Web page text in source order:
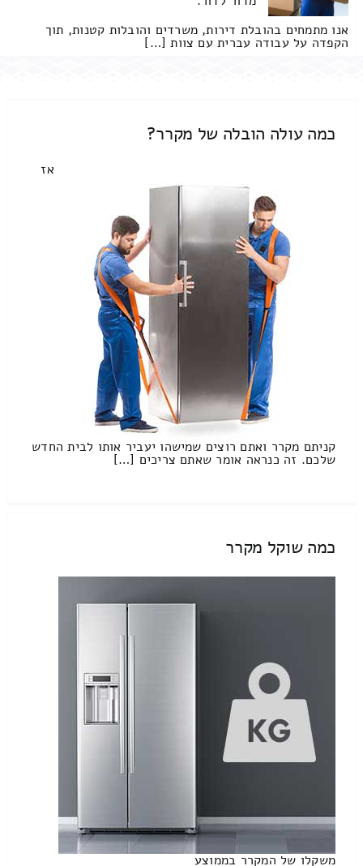
אנו מתמחים בהובלת דירות, משרדים והובלות קטנות, תוך
הקפדה על עבודה עברית עם צוות […]
כמה עולה הובלה של מקרר?
אז
קניתם מקרר ואתם רוצים שמישהו יעביר אותו לבית החדש
שלכם. זה כנראה אומר שאתם צריכים […]
כמה שוקל מקרר
משקלו של המקרר בממוצע